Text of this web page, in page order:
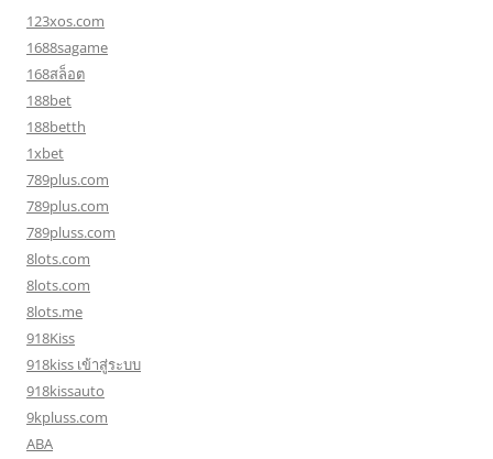
123xos.com
1688sagame
168สล็อต
188bet
188betth
1xbet
789plus.com
789plus.com
789pluss.com
8lots.com
8lots.com
8lots.me
918Kiss
918kiss เข้าสู่ระบบ
918kissauto
9kpluss.com
ABA